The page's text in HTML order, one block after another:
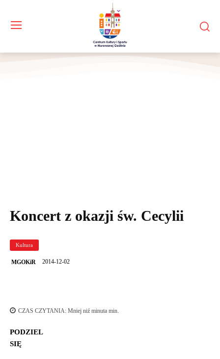
Koncert z okazji św. Cecylii
Kultura
MGOKiR 2014-12-02
CZAS CZYTANIA: Mniej niź minuta min.
PODZIEL
SIĘ